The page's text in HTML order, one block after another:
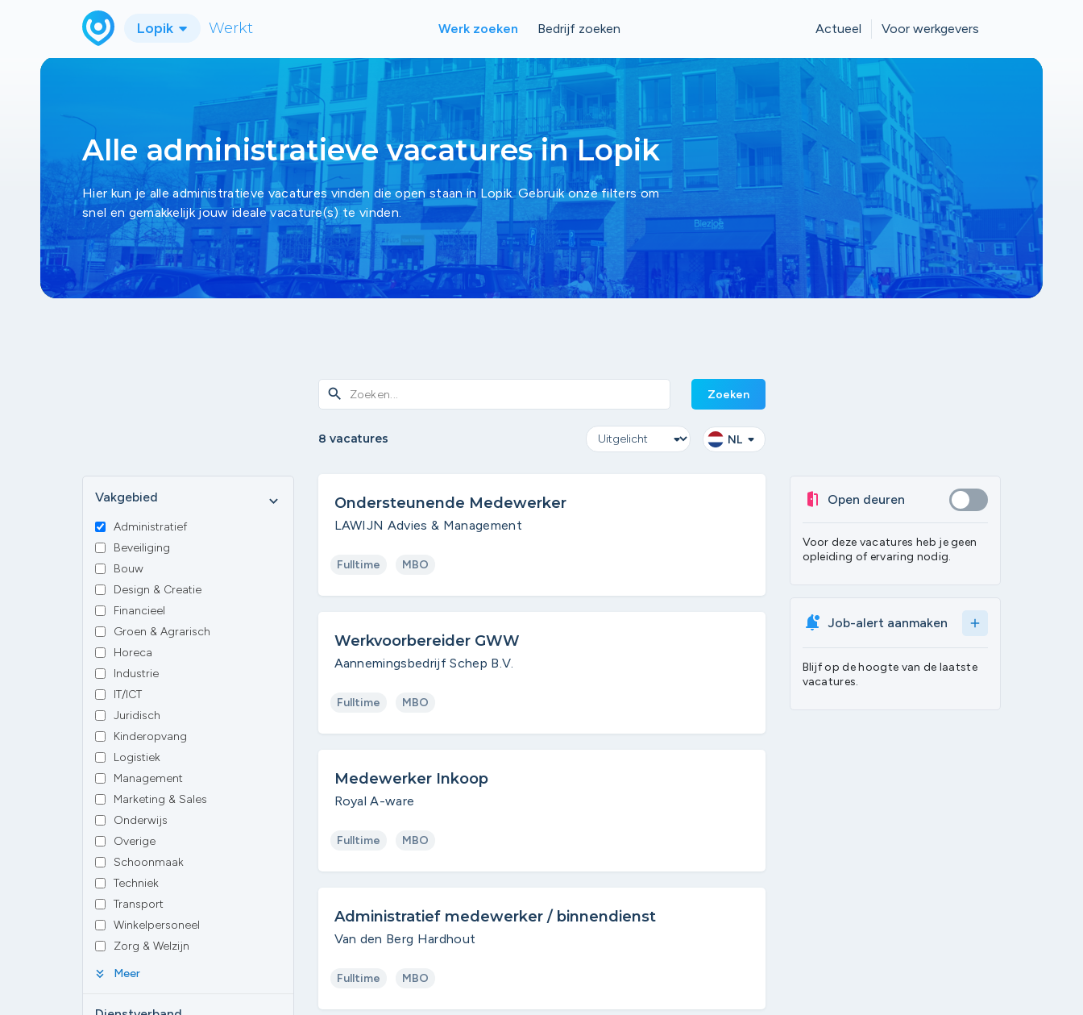
Lopik Werkt Werk zoeken Bedrijf zoeken Actueel Voor werkgevers
Alle administratieve vacatures in Lopik
Hier kun je alle administratieve vacatures vinden die open staan in Lopik. Gebruik onze filters om
snel en gemakkelijk jouw ideale vacature(s) te vinden.
Vakgebied expand_more
Administratief
Beveiliging
Bouw
Design & Creatie
Financieel
Groen & Agrarisch
Horeca
Industrie
IT/ICT
Juridisch
Kinderopvang
Logistiek
Management
Marketing & Sales
Onderwijs
Overige
Schoonmaak
Techniek
Transport
Winkelpersoneel
Zorg & Welzijn
keyboard_double_arrow_down Meer
search Zoeken
8 vacatures NL
Ondersteunende Medewerker
LAWIJN Advies & Management
Fulltime MBO
Werkvoorbereider GWW
Aannemingsbedrijf Schep B.V.
Fulltime MBO
Medewerker Inkoop
Royal A-ware
Fulltime MBO
Administratief medewerker / binnendienst
Van den Berg Hardhout
Fulltime MBO
Open deuren
Voor deze vacatures heb je geen
opleiding of ervaring nodig.
Job-alert aanmaken add
Blijf op de hoogte van de laatste
vacatures.